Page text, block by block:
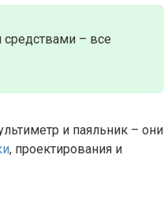
– все
и паяльник – они
, проектирования и